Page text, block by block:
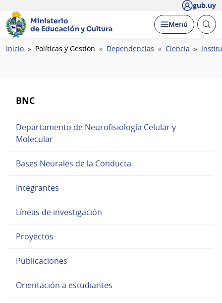
gub.uy
Ministerio
de Educación y Cultura
Desplegar
Menú Abrir
Ruta
Inicio Políticas y Gestión Dependencias Ciencia
BNC
Departamento de Neurofisiología Celular y
Molecular
Bases Neurales de la Conducta
Integrantes
Líneas de investigación
Proyectos
Publicaciones
Orientación a estudiantes